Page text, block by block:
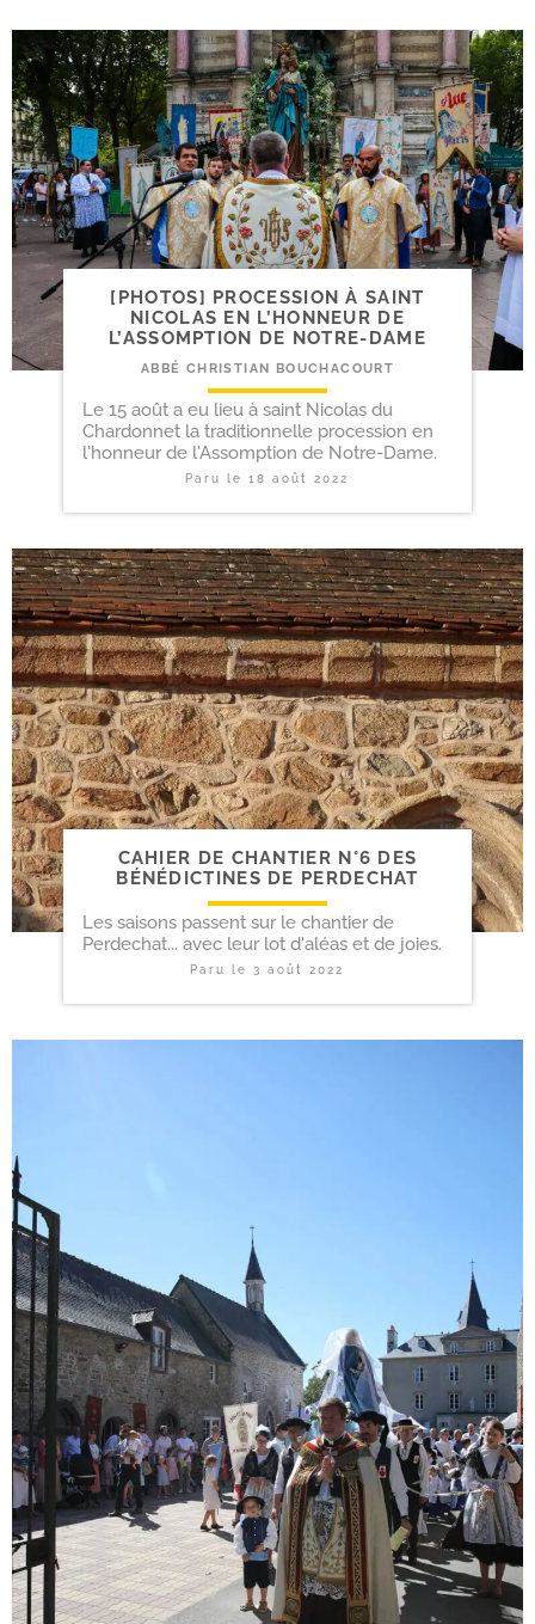
[PHOTOS] PROCESSION À SAINT
NICOLAS EN L’HONNEUR DE
L’ASSOMPTION DE NOTRE-DAME
ABBÉ CHRISTIAN BOUCHACOURT
Le 15 août a eu lieu à saint Nicolas du
Chardonnet la traditionnelle procession en
l'honneur de l'Assomption de Notre-Dame.
Paru le18 août 2022
CAHIER DE CHANTIER N°6 DES
BÉNÉDICTINES DE PERDECHAT
Les saisons passent sur le chantier de
Perdechat... avec leur lot d'aléas et de joies.
Paru le3 août 2022